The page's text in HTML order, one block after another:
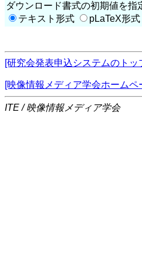
ダウンロード書式の初期値を指
テキスト形式
pLaTeX形式
[研究会発表申込システムのトッ
[映像情報メディア学会ホームペ
ITE / 映像情報メディア学会